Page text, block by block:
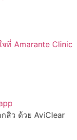
จที่ Amarante Clinic
สิว ด้วย AviClear